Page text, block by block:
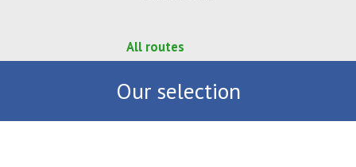
All routes
Our selection